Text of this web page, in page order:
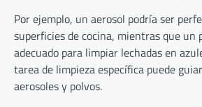
Por ejemplo, un aerosol podría ser
superficies de cocina, mientras que un
adecuado para limpiar lechadas en
tarea de limpieza específica puede
aerosoles y polvos.